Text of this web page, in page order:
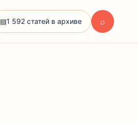
▤1 592 статей в архиве ⌕